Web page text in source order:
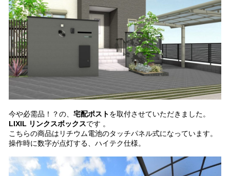
今や必需品！？の、宅配ポストを取付させていただきました。
LIXIL リンクスボックスです 。
こちらの商品はリチウム電池のタッチパネル式になっています。
操作時に数字が点灯する、ハイテク仕様。